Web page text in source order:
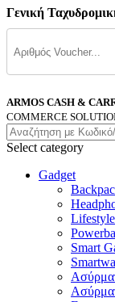
Γενική
ARMOS CASH &
COMMERCE
Select category
Gadget
Smart